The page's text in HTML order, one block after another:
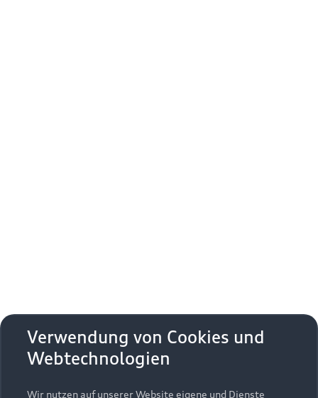
Zurück nach oben
Modelle
Verwendung von Cookies und
Webtechnologien
Wir nutzen auf unserer Website eigene und Dienste